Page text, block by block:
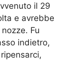
il 29
e avrebbe
Fu
indietro,